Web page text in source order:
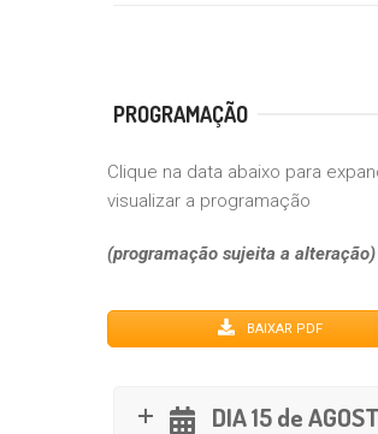
PROGRAMAÇÃO
Clique na data abaixo para
visualizar a programação
(programação sujeita a alteração)
BAIXAR PDF
DIA 15 de